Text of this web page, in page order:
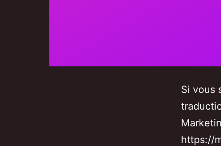
Si vous
https://